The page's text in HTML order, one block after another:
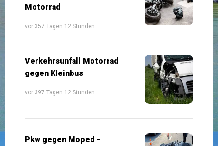
Motorrad
vor 357 Tagen 12 Stunden
Verkehrsunfall Motorrad
gegen Kleinbus
vor 397 Tagen 12 Stunden
Pkw gegen Moped -